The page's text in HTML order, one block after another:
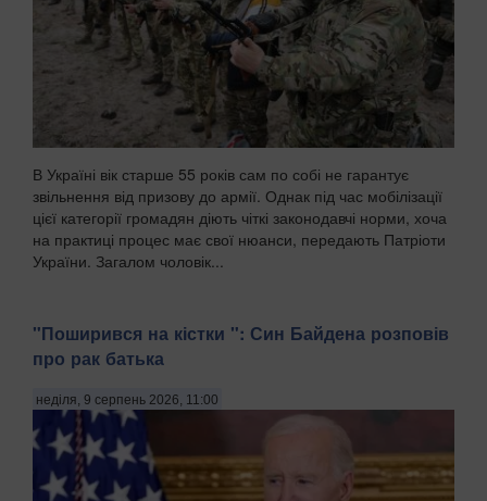
В Україні вік старше 55 років сам по собі не гарантує
звільнення від призову до армії. Однак під час мобілізації
цієї категорії громадян діють чіткі законодавчі норми, хоча
на практиці процес має свої нюанси, передають Патріоти
України. Загалом чоловік...
"Поширився на кістки ": Син Байдена розповів
про рак батька
неділя, 9 серпень 2026, 11:00